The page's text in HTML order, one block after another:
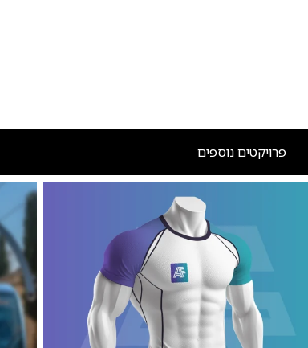
פרויקטים נוספים